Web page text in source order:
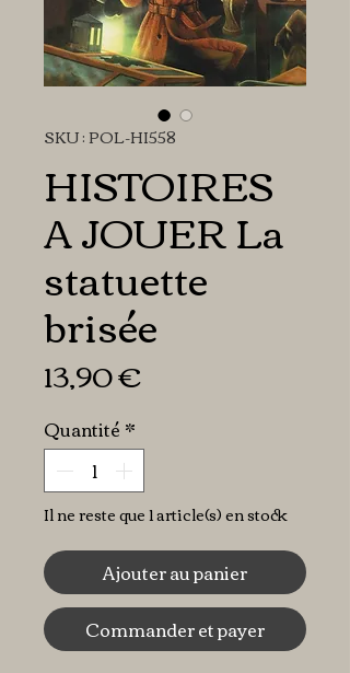
SKU : POL-HI558
HISTOIRES
A JOUER La
statuette
brisée
13,90 €Prix
Quantité *
Il ne reste que 1 article(s) en stock
Ajouter au panier
Commander et payer